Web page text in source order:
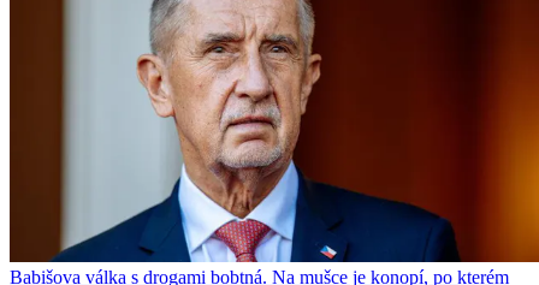
Babišova válka s drogami bobtná. Na mušce je konopí, po kterém